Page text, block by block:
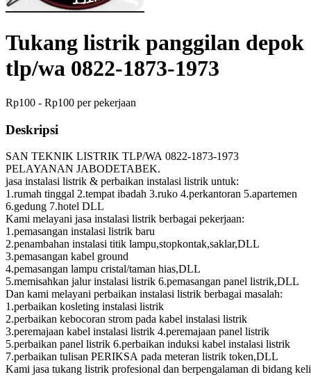
Tukang listrik panggilan depok
tlp/wa 0822-1873-1973
Rp100 - Rp100 per pekerjaan
Deskripsi
SAN TEKNIK LISTRIK TLP/WA 0822-1873-1973
PELAYANAN JABODETABEK.
jasa instalasi listrik & perbaikan instalasi listrik untuk:
1.rumah tinggal 2.tempat ibadah 3.ruko 4.perkantoran 5.apartemen
6.gedung 7.hotel DLL
Kami melayani jasa instalasi listrik berbagai pekerjaan:
1.pemasangan instalasi listrik baru
2.penambahan instalasi titik lampu,stopkontak,saklar,DLL
3.pemasangan kabel ground
4.pemasangan lampu cristal/taman hias,DLL
5.memisahkan jalur instalasi listrik 6.pemasangan panel listrik,DLL
Dan kami melayani perbaikan instalasi listrik berbagai masalah:
1.perbaikan kosleting instalasi listrik
2.perbaikan kebocoran strom pada kabel instalasi listrik
3.peremajaan kabel instalasi listrik 4.peremajaan panel listrik
5.perbaikan panel listrik 6.perbaikan induksi kabel instalasi listrik
7.perbaikan tulisan PERIKSA pada meteran listrik token,DLL
Kami jasa tukang listrik profesional dan berpengalaman di bidang